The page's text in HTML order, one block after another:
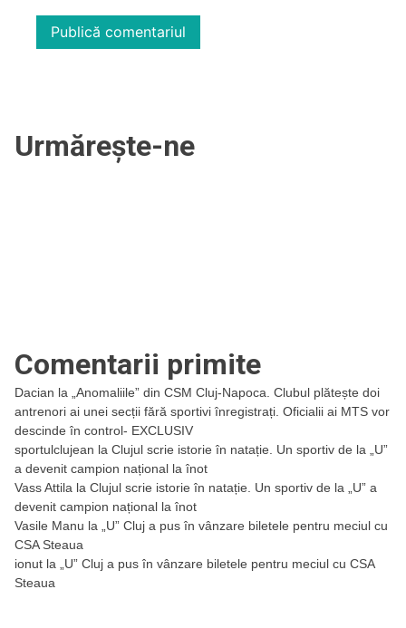
Urmărește-ne
Comentarii primite
Dacian la
„Anomaliile” din CSM Cluj-Napoca. Clubul plătește doi
antrenori ai unei secții fără sportivi înregistrați. Oficialii ai MTS vor
descinde în control- EXCLUSIV
sportulclujean la Clujul scrie istorie în natație. Un sportiv de la „U”
a devenit campion național la înot
Vass Attila la Clujul scrie istorie în natație. Un sportiv de la „U” a
devenit campion național la înot
Vasile Manu la
„U” Cluj a pus în vânzare biletele pentru meciul cu
CSA Steaua
ionut la
„U” Cluj a pus în vânzare biletele pentru meciul cu CSA
Steaua